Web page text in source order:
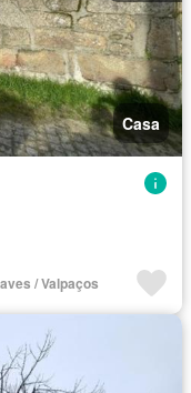
Casa
/ Valpaços